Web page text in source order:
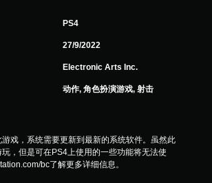
PS4
27/9/2022
Electronic Arts Inc.
动作, 角色扮演游戏, 射击
戏，系统需要更新到最新的系统软件。虽然此
，但是可在PS4上使用的一些功能将无法使
bc了解更多详细信息。